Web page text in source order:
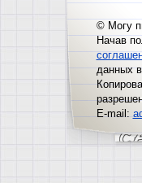
© Могу
Начав
данных
E-mail: